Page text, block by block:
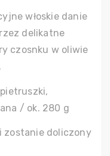
włoskie danie
delikatne
czosnku w oliwie
/ ok. 280 g
zostanie doliczony